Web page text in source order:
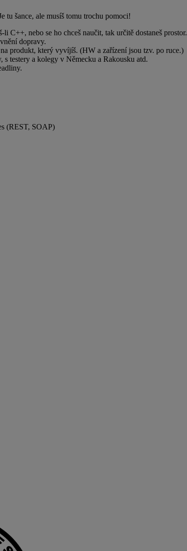
tu šance, ale musíš tomu trochu pomoci!
C++, nebo se ho chceš naučit, tak určitě dostaneš prostor.
dopravy.
produkt, který vyvíjíš. (HW a zařízení jsou tzv. po ruce.)
testery a kolegy v Německu a Rakousku atd.
(REST, SOAP)